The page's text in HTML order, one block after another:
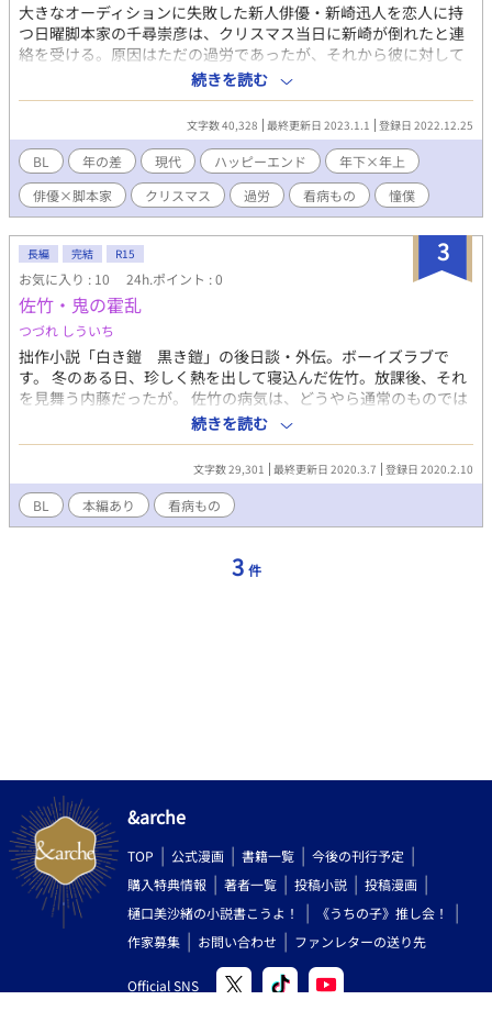
大きなオーディションに失敗した新人俳優・新崎迅人を恋人に持
つ日曜脚本家の千尋崇彦は、クリスマス当日に新崎が倒れたと連
絡を受ける。原因はただの過労であったが、それから彼に対して
ぎくしゃくしてしまって――。 「千尋さん、俺、あなたを目指し
ているんです。あなたの隣がいい。あなたの隣で胸を張っていら
れるように、ただ、そうなりたいだけだった……なのに」 顔はい
いけれど頭がぽんこつ、ひたむきだけど周りが見えない年下攻め
×おっとりしているけれど仕事はバリバリな多分天然(?)入りの年
上受け 俳優×脚本家シリーズ(と勝手に名付けている)の、クリス
マスから大晦日に至るまでの話、多分、そうなる予定！！ ※年末
までに終わらせられるか書いている本人が心配です。見切り発車
で勢いとノリとクリスマスソングに乗せられて書き始めています
が、その、えっと……えへへ。まあその、私、やっぱり、年上受
けのハートに年下攻めの青臭い暴走的情熱がガツーンとくる瞬間
が最高に萌えるのでそういうこと（なんのこっちゃ）。
続きを読む
文字数 40,328 最終更新日 2023.1.1 登録日 2022.12.25
BL 年の差 現代 ハッピーエンド
年下×年上
俳優×脚本家
クリスマス 過労 看病もの 憧僕
3
長編 完結 R15
お気に入り : 10 24h.ポイント : 0
佐竹・鬼の霍乱
つづれ しういち
拙作小説「白き鎧 黒き鎧」の後日談・外伝。ボーイズラブで
す。 冬のある日、珍しく熱を出して寝込んだ佐竹。放課後、それ
を見舞う内藤だったが。 佐竹の病気は、どうやら通常のものでは
なくて…？？ 本編「白き鎧 黒き鎧」と、「秋暮れて」をご覧の
かた向けです。 二人はすでにお付き合いを始めています。 ※小説
家になろう、カクヨムにても同時更新しております。
続きを読む
文字数 29,301 最終更新日 2020.3.7 登録日 2020.2.10
BL 本編あり 看病もの
3 件
&arche
TOP 公式漫画 書籍一覧
今後の刊行予定
購入特典情報
著者一覧 投稿小説
投稿漫画
樋口美沙緒の小説書こうよ！
《うちの子》推し会！
作家募集
お問い合わせ ファンレターの送り先
Official SNS